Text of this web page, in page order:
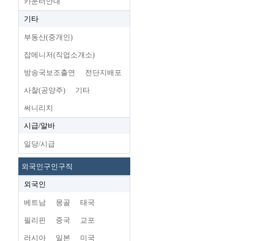
기타
부동산(중개인)
잡메니저(직업소개소)
방송국보조출연 전단지배포
사찰(공양주) 기타
써니리치
시급/알바
일당/시급
외국인구인구직
외국인
베트남 몽골 태국
필리핀 중국 교포
러시아 일본 미국